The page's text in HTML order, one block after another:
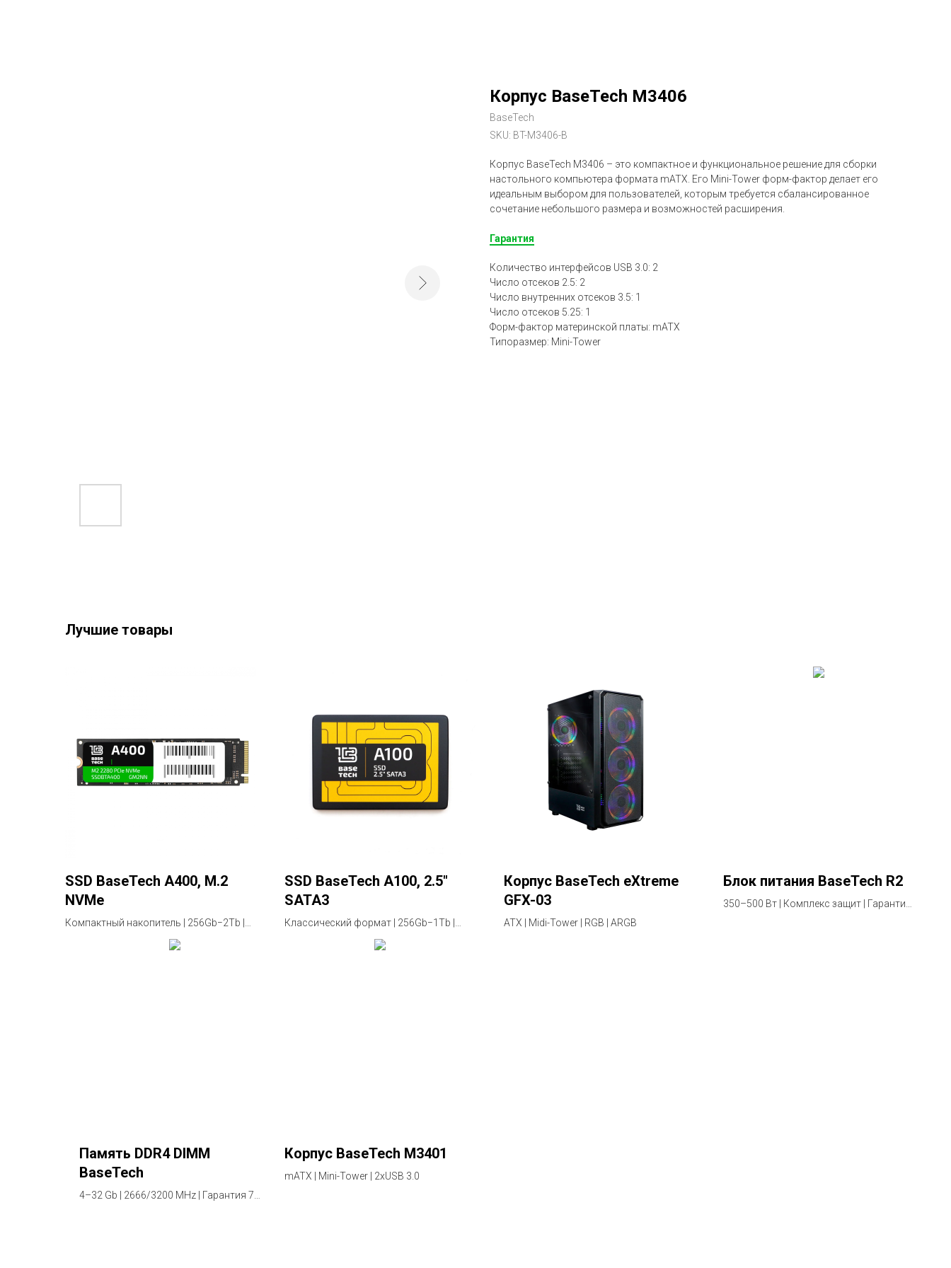
Корпус BaseTech M3406
BaseTech
SKU: BT-M3406-B
Корпус BaseTech M3406 – это компактное и функциональное решение для сборки
настольного компьютера формата mATX. Его Mini-Tower форм-фактор делает его
идеальным выбором для пользователей, которым требуется сбалансированное
сочетание небольшого размера и возможностей расширения.
Гарантия
Количество интерфейсов USB 3.0: 2
Число отсеков 2.5: 2
Число внутренних отсеков 3.5: 1
Число отсеков 5.25: 1
Форм-фактор материнской платы: mATX
Типоразмер: Mini-Tower
Лучшие товары
SSD BaseTech A400, M.2
NVMe
Компактный накопитель | 256Gb−2Tb |
SSD BaseTech A100, 2.5"
SATA3
Классический формат | 256Gb−1Tb |
Корпус BaseTech eXtreme
GFX-03
ATX | Midi-Tower | RGB | ARGB
Блок питания BaseTech R2
350–500 Вт | Комплекс защит | Гарантия
Память DDR4 DIMM
BaseTech
4–32 Gb | 2666/3200 MHz | Гарантия 7
Корпус BaseTech M3401
mATX | Mini-Tower | 2xUSB 3.0